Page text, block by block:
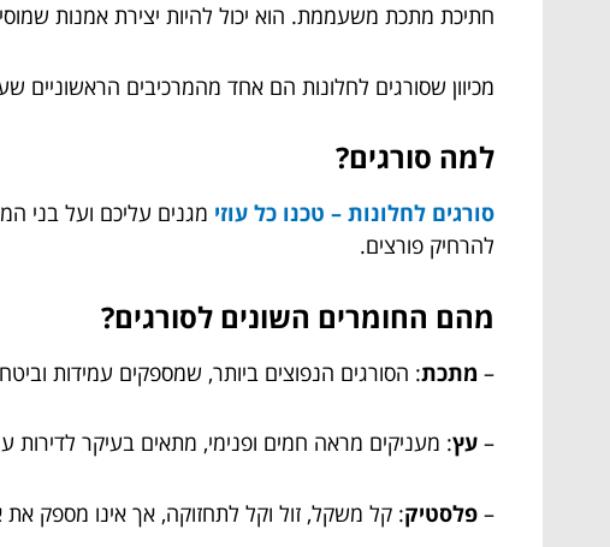
חתיכת מתכת משעממת. הוא יכול להיות יצירת אמנות
מכיוון שסורגים לחלונות הם אחד מהמרכיבים הראשוניים
למה סורגים?
סורגים לחלונות – טכנו כל עוזי מגנים עליכם ועל בני
להרחיק פורצים.
מהם החומרים השונים לסורגים?
– מתכת: הסורגים הנפוצים ביותר, שמספקים עמידות
– עץ: מעניקים מראה חמים ופנימי, מתאים בעיקר לדירות
– פלסטיק: קל משקל, זול וקל לתחזוקה, אך אינו מספק